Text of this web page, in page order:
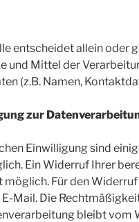
entscheidet allein oder
und Mittel der
(z.B. Namen,
zur
Einwilligung sind
Ein Widerruf Ihrer
Für den
Mail. Die
bleibt vom